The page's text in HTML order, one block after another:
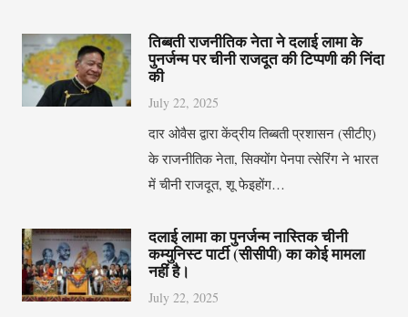
तिब्बती राजनीतिक नेता ने दलाई लामा के
पुनर्जन्म पर चीनी राजदूत की टिप्पणी की निंदा
की
July 22, 2025
दार ओवैस द्वारा केंद्रीय तिब्बती प्रशासन (सीटीए)
के राजनीतिक नेता, सिक्योंग पेनपा त्सेरिंग ने भारत
में चीनी राजदूत, शू फेइहोंग…
दलाई लामा का पुनर्जन्म नास्तिक चीनी
कम्युनिस्ट पार्टी (सीसीपी) का कोई मामला
नहीं है।
July 22, 2025